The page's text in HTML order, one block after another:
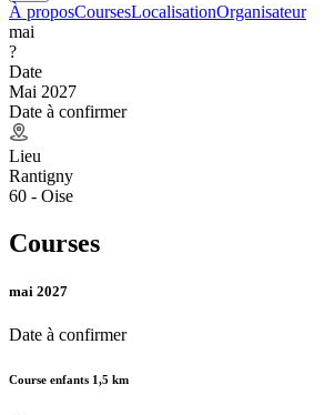
À proposCoursesLocalisationOrganisateur
mai
?
Date
Mai 2027
Date à confirmer
Lieu
Rantigny
60 - Oise
Courses
mai 2027
Date à confirmer
Course enfants 1,5 km